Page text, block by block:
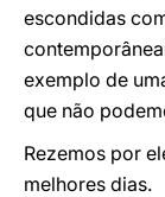
escondidas
exemplo de
que não
Rezemos por
melhores dias.